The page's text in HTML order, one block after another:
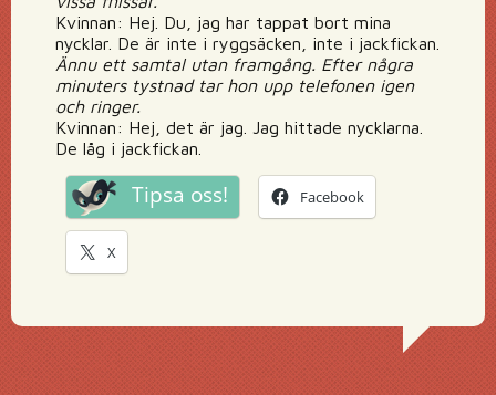
Kvinnan: Hej. Du, jag har tappat bort mina
nycklar. De är inte i ryggsäcken, inte i jackfickan.
Ännu ett samtal utan framgång. Efter några
minuters tystnad tar hon upp telefonen igen
och ringer.
Kvinnan: Hej, det är jag. Jag hittade nycklarna.
De låg i jackfickan.
Tipsa oss! Facebook
X